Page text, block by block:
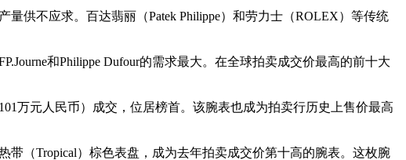
供不应求。百达翡丽（Patek Philippe）和劳力士（ROLEX）等传统
和Philippe Dufour的需求最大。在全球拍卖成交价最高的前十大
万元人民币）成交，位居榜首。该腕表也成为拍卖行历史上售价最高
（Tropical）棕色表盘，成为去年拍卖成交价第十高的腕表。这枚腕